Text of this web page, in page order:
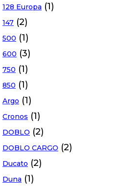
128 Europa (1)
147 (2)
500 (1)
600 (3)
750 (1)
850 (1)
Argo (1)
Cronos (1)
DOBLO (2)
DOBLO CARGO (2)
Ducato (2)
Duna (1)